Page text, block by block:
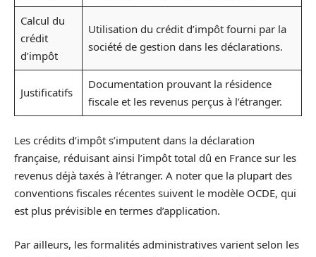
Calcul du
crédit
d’impôt
Utilisation du crédit d’impôt fourni par la
société de gestion dans les déclarations.
Justificatifs
Documentation prouvant la résidence
fiscale et les revenus perçus à l’étranger.
Les crédits d’impôt s’imputent dans la déclaration
française, réduisant ainsi l’impôt total dû en France sur les
revenus déjà taxés à l’étranger. A noter que la plupart des
conventions fiscales récentes suivent le modèle OCDE, qui
est plus prévisible en termes d’application.
Par ailleurs, les formalités administratives varient selon les